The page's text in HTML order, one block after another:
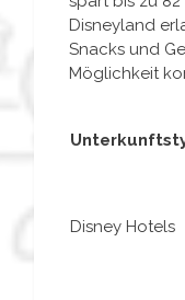
Disneyland
Snacks und
Möglichkeit
Disney Hotels